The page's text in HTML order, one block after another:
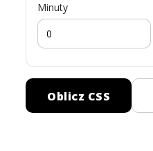
Minuty
Oblicz CSS